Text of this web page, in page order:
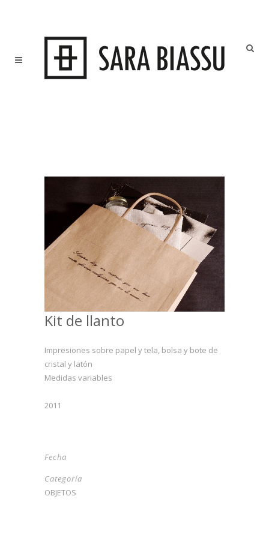
Kit de llanto
Impresiones sobre papel y tela, bolsa y bote de
cristal y latón
Medidas variables
2011
Fecha
Categoría
OBJETOS